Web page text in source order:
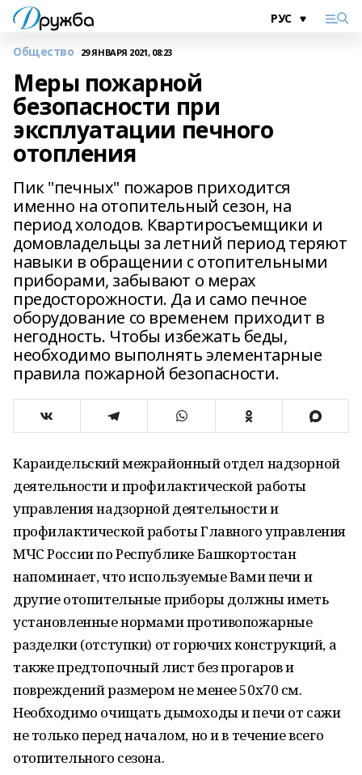
Общество 29 ЯНВАРЯ 2021, 08:23
Меры пожарной
безопасности при
эксплуатации печного
отопления
Пик "печных" пожаров приходится
именно на отопительный сезон, на
период холодов. Квартиросъемщики и
домовладельцы за летний период теряют
навыки в обращении с отопительными
приборами, забывают о мерах
предосторожности. Да и само печное
оборудование со временем приходит в
негодность. Чтобы избежать беды,
необходимо выполнять элементарные
правила пожарной безопасности.
Караидельский межрайонный отдел надзорной
деятельности и профилактической работы
управления надзорной деятельности и
профилактической работы Главного управления
МЧС России по Республике Башкортостан
напоминает, что используемые Вами печи и
другие отопительные приборы должны иметь
установленные нормами противопожарные
разделки (отступки) от горючих конструкций, а
также предтопочный лист без прогаров и
повреждений размером не менее 50х70 см.
Необходимо очищать дымоходы и печи от сажи
не только перед началом, но и в течение всего
отопительного сезона.